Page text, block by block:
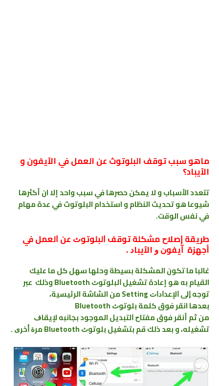
ماهو سبب توقف البلوتوث عن العمل في الآيفون و
الآيباد؟
تتعدد الأسباب و لا يمكن حصرها في سبب واحد إلا ان أكثرها
شيوعا هو تحديث النظام و استخدام البلوتوث في عدة مهام
في نفس الوقت.
طريقة ﺇﺻﻼﺡ ﻣﺸﻜﻠﺔ ﺗﻮﻗﻒ ﺍﻟﺒﻠﻮﺗﻮﺙ ﻋﻦ ﺍﻟﻌﻤﻞ ﻓﻲ
أجهزة ﺁﻳﻔﻮﻥ ﻭ الآﻳﺒﺎﺩ .
غالبا ما تكون المشكلة بسيطة وحلها سهل كل ما عليك
القيام به هو إعادة تشغيل ﺍﻟﺒﻠﻮﺗﻮﺙ Bluetooth وذلك عبر
توجه ﺇﻟﻰ ﺍﻹﻋﺪﺍﺩﺍﺕ Setting من الشاشة الرئيسية،
بعدها انقر فوق كلمة ﺑﻠﻮﺗﻮﺙ Bluetooth
من ثم أنقر فوق ﻣﻔﺘﺎﺡ ﺍﻟﺘﺒﺪﻳﻞ الموجود بجانبه ﻹﻳﻘﺎﻑ
ﺗﺸﻐﻴﻠﻪ، و بعد ذلك قم بتشغيل ﺑﻠﻮﺗﻮﺙ Bluetooth ﻣﺮﺓ ﺃﺧﺮﻯ .